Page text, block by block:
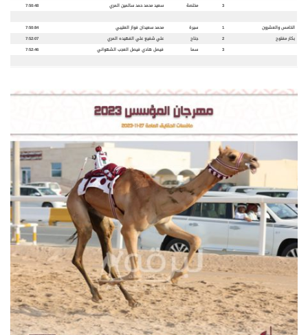
3
مخلصة سعيد محمد حمد سالمين المري 7:50:48
الخامس والعشرون 1 سيرة محمد سعيدان فواز العتيبي
7:50:84
بكار مفتوح
2 جناح علي شفيع علي الفهيده المري
7:52:07
3
سما فيصل هادي فيصل العجب الشهواني 7:52:46